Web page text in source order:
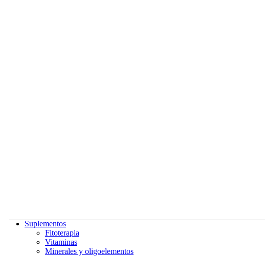
Suplementos
Fitoterapia
Vitaminas
Minerales y oligoelementos